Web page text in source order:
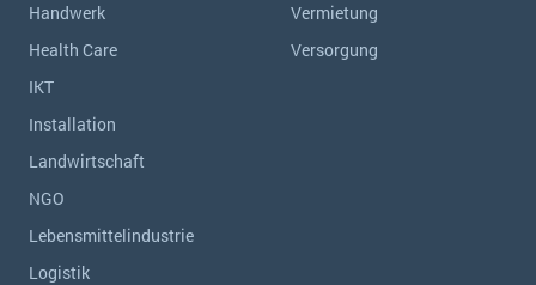
Handwerk
Health Care
IKT
Installation
Landwirtschaft
NGO
Lebensmittelindustrie
Logistik
Vermietung
Versorgung